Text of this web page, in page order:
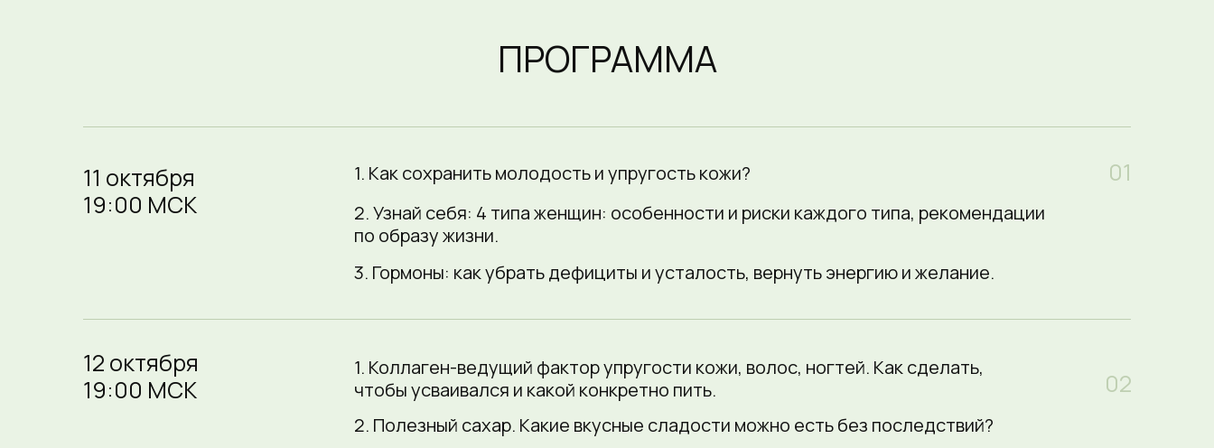
ПРОГРАММА
12 октября
19:00 МСК
1. Как сохранить молодость и упругость кожи?
2. Узнай себя: 4 типа женщин: особенности и риски каждого типа, рекомендации
по образу жизни.
3. Гормоны: как убрать дефициты и усталость, вернуть энергию и желание.
1. Коллаген-ведущий фактор упругости кожи, волос, ногтей. Как сделать,
чтобы усваивался и какой конкретно пить.
2. Полезный сахар. Какие вкусные сладости можно есть без последствий?
11 октября
19:00 МСК
02
01